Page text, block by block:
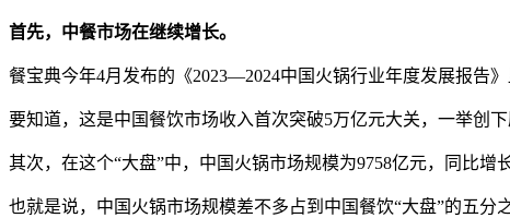
首先，中餐市场在继续增长。
餐宝典今年4月发布的《2023—2024中国火锅行业年度发展报告
要知道，这是中国餐饮市场收入首次突破5万亿元大关，一举创下
其次，在这个“大盘”中，中国火锅市场规模为9758亿元，同比增
也就是说，中国火锅市场规模差不多占到中国餐饮“大盘”的五分之